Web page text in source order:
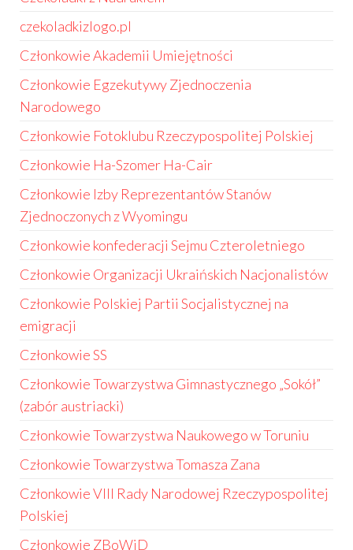
czekoladkizlogo.pl
Członkowie Akademii Umiejętności
Członkowie Egzekutywy Zjednoczenia
Narodowego
Członkowie Fotoklubu Rzeczypospolitej Polskiej
Członkowie Ha-Szomer Ha-Cair
Członkowie Izby Reprezentantów Stanów
Zjednoczonych z Wyomingu
Członkowie konfederacji Sejmu Czteroletniego
Członkowie Organizacji Ukraińskich Nacjonalistów
Członkowie Polskiej Partii Socjalistycznej na
emigracji
Członkowie SS
Członkowie Towarzystwa Gimnastycznego „Sokół”
(zabór austriacki)
Członkowie Towarzystwa Naukowego w Toruniu
Członkowie Towarzystwa Tomasza Zana
Członkowie VIII Rady Narodowej Rzeczypospolitej
Polskiej
Członkowie ZBoWiD